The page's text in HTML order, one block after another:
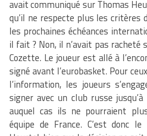
avait communiqué sur Thomas
qu’il ne respecte plus les critères
les prochaines échéances
il fait ? Non, il n’avait pas racheté
Cozette. Le joueur est allé à
signé avant l’eurobasket. Pour
l’information, les joueurs
signer avec un club russe
auquel cas ils ne pourraient
équipe de France. C’est donc